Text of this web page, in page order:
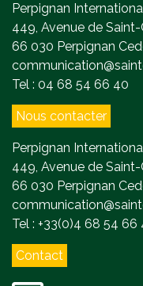
Perpignan
449, Avenue de Saint-
66 030 Perpignan
Tel : 04 68 54 66 40
Nous contacter
Perpignan
449, Avenue de Saint-
66 030 Perpignan
Tel : +33(0)4 68 54 66
Contact